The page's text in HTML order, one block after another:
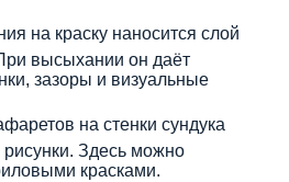
на краску наносится слой
высыхании он даёт
зазоры и визуальные
на стенки сундука
Здесь можно
красками.